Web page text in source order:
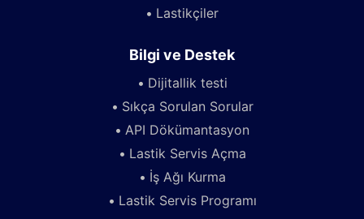
Lastikçiler
Bilgi ve Destek
Dijitallik testi
Sıkça Sorulan Sorular
API Dökümantasyon
Lastik Servis Açma
İş Ağı Kurma
Lastik Servis Programı